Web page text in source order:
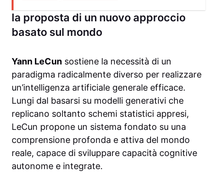
la proposta di un nuovo approccio
basato sul mondo
Yann LeCun sostiene la necessità di un
paradigma radicalmente diverso per realizzare
un’intelligenza artificiale generale efficace.
Lungi dal basarsi su modelli generativi che
replicano soltanto schemi statistici appresi,
LeCun propone un sistema fondato su una
comprensione profonda e attiva del mondo
reale, capace di sviluppare capacità cognitive
autonome e integrate.